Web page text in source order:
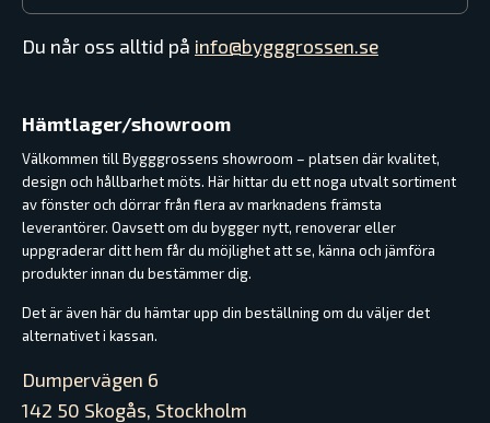
Du når oss alltid på info@bygggrossen.se
Hämtlager/showroom
Välkommen till Bygggrossens showroom – platsen där kvalitet,
design och hållbarhet möts. Här hittar du ett noga utvalt sortiment
av fönster och dörrar från flera av marknadens främsta
leverantörer. Oavsett om du bygger nytt, renoverar eller
uppgraderar ditt hem får du möjlighet att se, känna och jämföra
produkter innan du bestämmer dig.
Det är även här du hämtar upp din beställning om du väljer det
alternativet i kassan.
Dumpervägen 6
142 50 Skogås, Stockholm